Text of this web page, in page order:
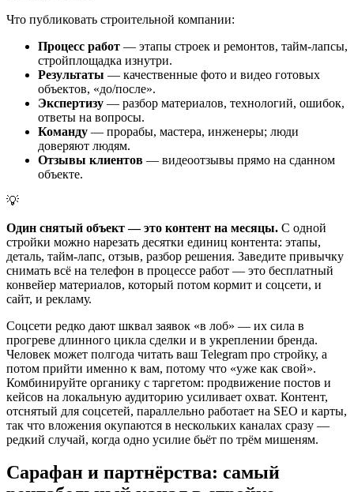
Что публиковать строительной компании:
Процесс работ — этапы строек и ремонтов, тайм-лапсы,
стройплощадка изнутри.
Результаты — качественные фото и видео готовых
объектов, «до/после».
Экспертизу — разбор материалов, технологий, ошибок,
ответы на вопросы.
Команду — прорабы, мастера, инженеры; люди
доверяют людям.
Отзывы клиентов — видеоотзывы прямо на сданном
объекте.
💡
Один снятый объект — это контент на месяцы. С одной
стройки можно нарезать десятки единиц контента: этапы,
деталь, тайм-лапс, отзыв, разбор решения. Заведите привычку
снимать всё на телефон в процессе работ — это бесплатный
конвейер материалов, который потом кормит и соцсети, и
сайт, и рекламу.
Соцсети редко дают шквал заявок «в лоб» — их сила в
прогреве длинного цикла сделки и в укреплении бренда.
Человек может полгода читать ваш Telegram про стройку, а
потом прийти именно к вам, потому что «уже как свой».
Комбинируйте органику с таргетом: продвижение постов и
кейсов на локальную аудиторию усиливает охват. Контент,
отснятый для соцсетей, параллельно работает на SEO и карты,
так что вложения окупаются в нескольких каналах сразу —
редкий случай, когда одно усилие бьёт по трём мишеням.
Сарафан и партнёрства: самый